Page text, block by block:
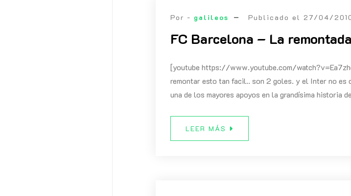
Por - galileos Publicado el 27/04/
FC Barcelona – La
[youtube https://www.youtube.com/
remontar esto tan facil.. son 2 goles. y el Inter no es
una de los mayores apoyos en la grandísima historia
LEER MÁS